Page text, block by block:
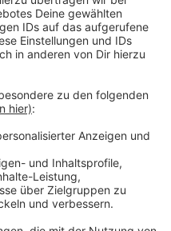
NRW
100.000 Euro
den Kindern am Ende
zu verleihen,
mit digitalen Medien